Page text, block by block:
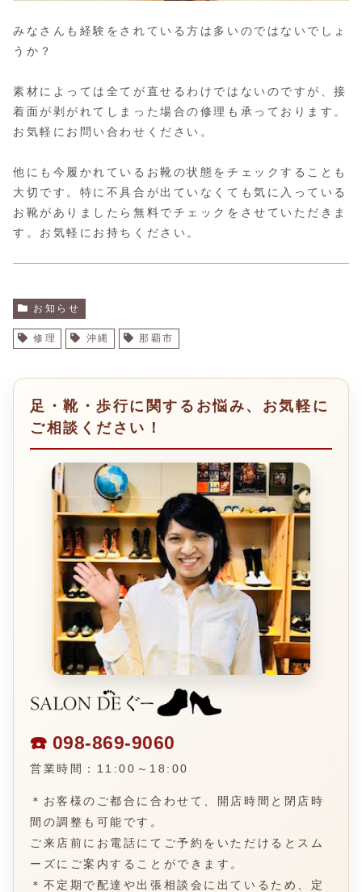
みなさんも経験をされている方は多いのではないでしょ
うか？
素材によっては全てが直せるわけではないのですが、接
着面が剥がれてしまった場合の修理も承っております。
お気軽にお問い合わせください。
他にも今履かれているお靴の状態をチェックすることも
大切です。特に不具合が出ていなくても気に入っている
お靴がありましたら無料でチェックをさせていただきま
す。お気軽にお持ちください。
お知らせ
修理 沖縄 那覇市
足・靴・歩行に関するお悩み、お気軽に
ご相談ください！
☎️ 098-869-9060
営業時間：11:00～18:00
＊お客様のご都合に合わせて、開店時間と閉店時
間の調整も可能です。
ご来店前にお電話にてご予約をいただけるとスム
ーズにご案内することができます。
＊不定期で配達や出張相談会に出ているため、定